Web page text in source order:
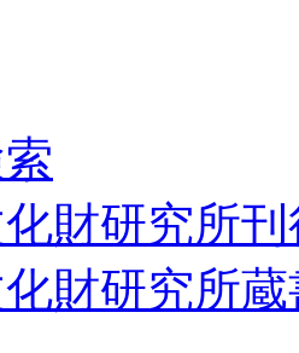
財研究所
財研究所